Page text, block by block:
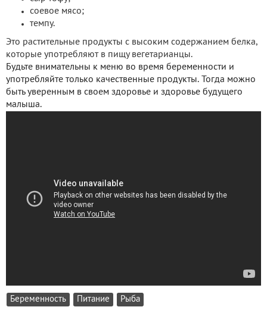
соевое мясо;
темпу.
Это растительные продукты с высоким содержанием белка,
которые употребляют в пищу вегетарианцы.
Будьте внимательны к меню во время беременности и
употребляйте только качественные продукты. Тогда можно
быть уверенным в своем здоровье и здоровье будущего
малыша.
Беременность Питание Рыба